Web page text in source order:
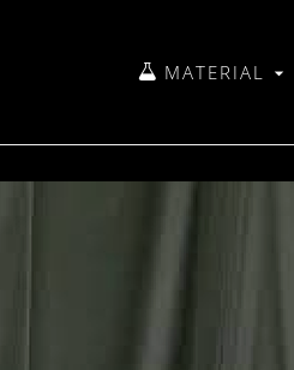
MATERIAL